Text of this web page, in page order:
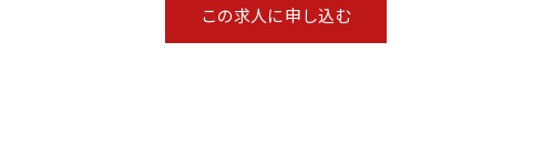
この求人に申し込む